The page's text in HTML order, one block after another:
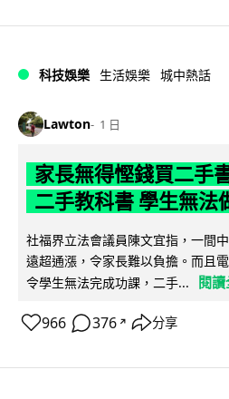
科技娛樂 生活娛樂 城中熱話
Lawton 1 日
家長無得慳錢買二手
二手教科書 學生無法
社福界立法會議員陳文宜指，一間
遠超通漲，令家長難以負擔。而且
令學生無法完成功課，二手...
閱
966 376 ↗ 分享